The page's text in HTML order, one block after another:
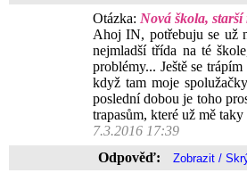
Otázka: Nová škola,
Ahoj IN, potřebuju se už
nejmladší třída na té
problémy... Ještě se
když tam moje
poslední dobou je toho
trapasům, které už mě
7.3.2016 17:39
Odpověď: